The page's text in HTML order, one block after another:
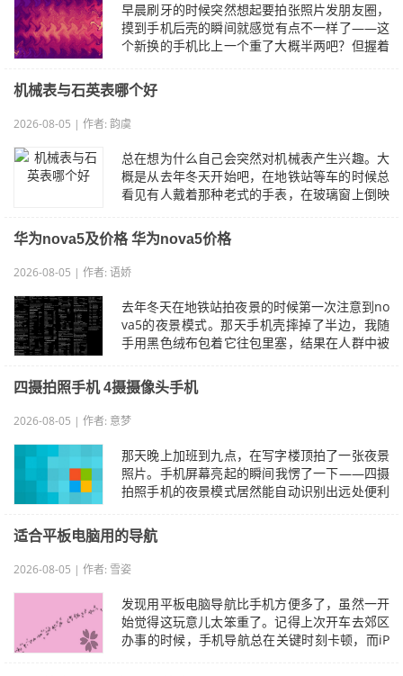
早晨刷牙的时候突然想起要拍张照片发朋友圈，
摸到手机后壳的瞬间就感觉有点不一样了——这
个新换的手机比上一个重了大概半两吧？但握着
机械表与石英表哪个好
2026-08-05 | 作者: 韵虞
总在想为什么自己会突然对机械表产生兴趣。大
概是从去年冬天开始吧，在地铁站等车的时候总
看见有人戴着那种老式的手表，在玻璃窗上倒映
华为nova5及价格 华为nova5价格
2026-08-05 | 作者: 语娇
去年冬天在地铁站拍夜景的时候第一次注意到no
va5的夜景模式。那天手机壳摔掉了半边，我随
手用黑色绒布包着它往包里塞，结果在人群中被
四摄拍照手机 4摄摄像头手机
2026-08-05 | 作者: 意梦
那天晚上加班到九点，在写字楼顶拍了一张夜景
照片。手机屏幕亮起的瞬间我愣了一下——四摄
拍照手机的夜景模式居然能自动识别出远处便利
适合平板电脑用的导航
2026-08-05 | 作者: 雪姿
发现用平板电脑导航比手机方便多了，虽然一开
始觉得这玩意儿太笨重了。记得上次开车去郊区
办事的时候，手机导航总在关键时刻卡顿，而iP